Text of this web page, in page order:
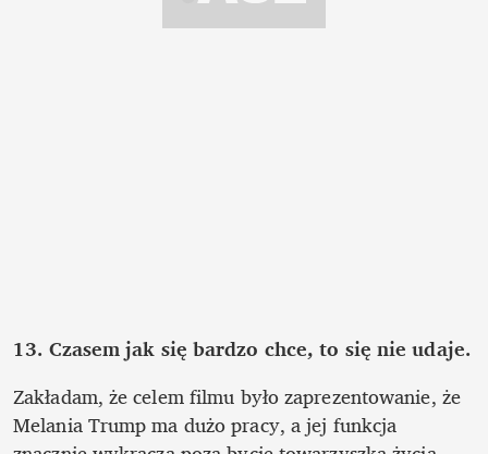
13. Czasem jak się bardzo chce, to się nie udaje.
Zakładam, że celem filmu było zaprezentowanie, że
Melania Trump ma dużo pracy, a jej funkcja